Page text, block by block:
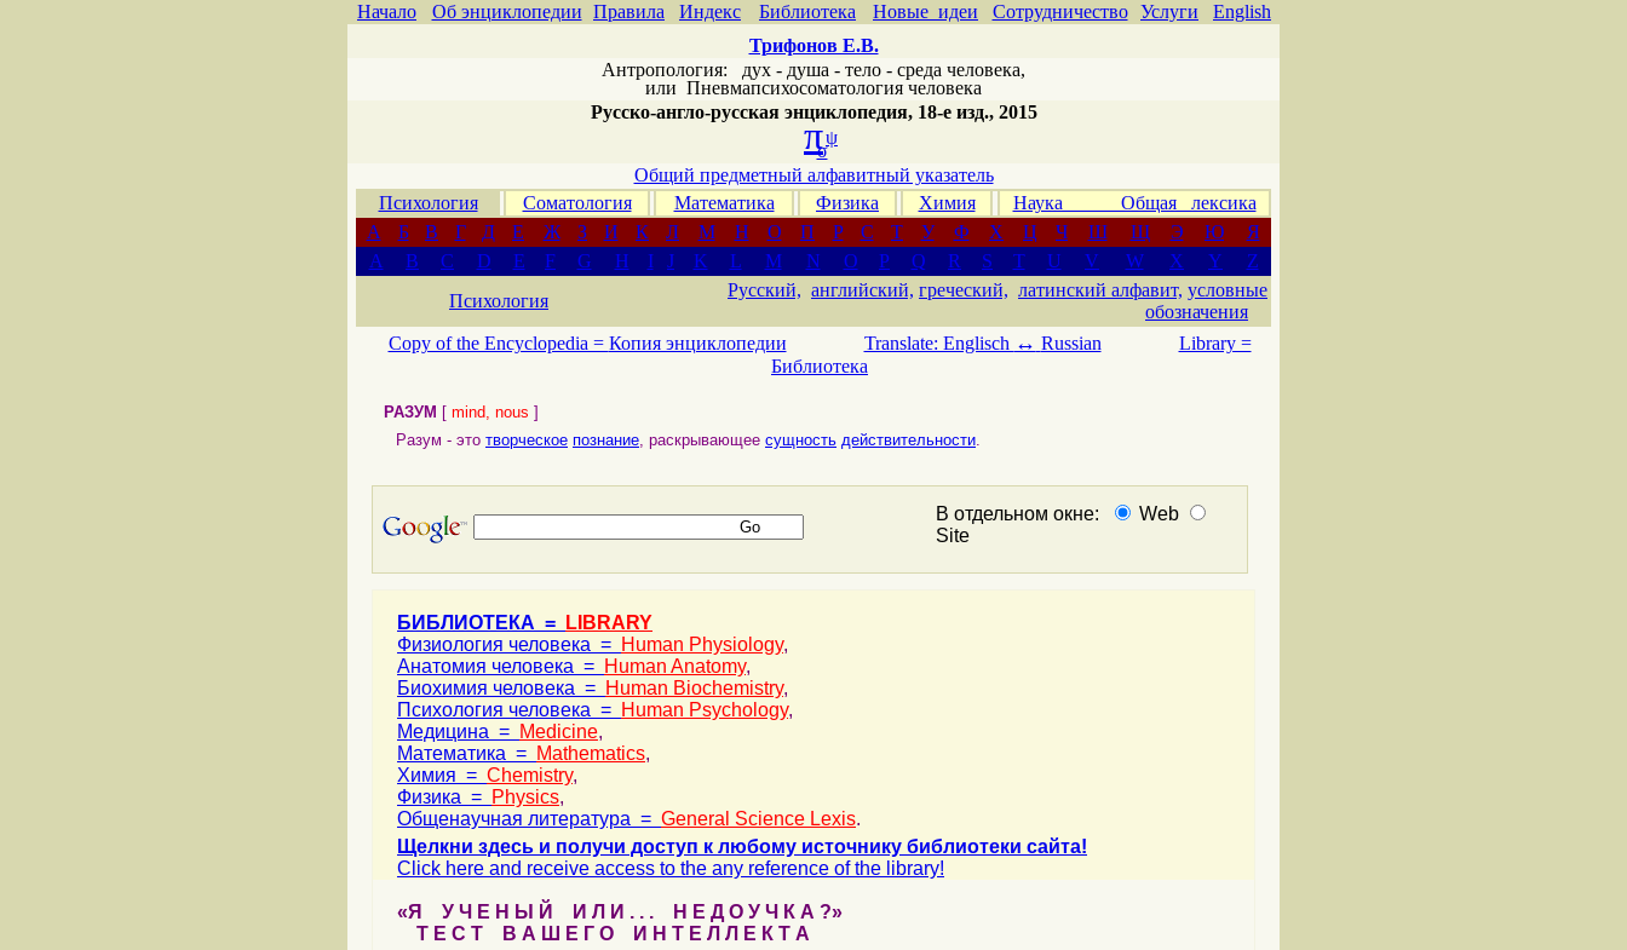
Начало Об энциклопедии Правила Индекс Библиотека Новые идеи Сотрудничество Услуги
English
Трифонов Е.В.
Антропология: дух - душа - тело - среда человека,
или Пневмапсихосоматология человека
Русско-англо-русская энциклопедия, 18-е изд., 2015
πψ
σ
Общий предметный алфавитный указатель
Психология
Соматология Математика Физика Химия
Наука Общая лексика
А
Б В Г Д Е Ж З И К Л М Н О П Р С Т У Ф Х Ц Ч Ш Щ Э Ю
Я
A
B C D E F G H I J K L M N O P Q R S T U V W X Y
Z
Психология
Русский, английский, греческий, латинский алфавит, условные
обозначения
Copy of the Encyclopedia = Копия энциклопедии Translate: Englisch ↔ Russian
Library =
Библиотека
РАЗУМ [ mind, nous ]
Разум - это творческое познание, раскрывающее сущность действительности.
В отдельном окне:
Web
Site
БИБЛИОТЕКА =
LIBRARY
Физиология человека = Human Physiology,
Анатомия человека = Human Anatomy,
Биохимия человека = Human Biochemistry,
Психология человека = Human Psychology,
Медицина = Medicine,
Математика = Mathematics,
Химия = Chemistry,
Физика = Physics,
Общенаучная литература = General Science Lexis.
Щелкни здесь и получи доступ к любому источнику библиотеки сайта!
Click here and receive access to the any reference of the library!
«Я У Ч Е Н Ы Й И Л И . . . Н Е Д О У Ч К А ?»
Т Е С Т В А Ш Е Г О И Н Т Е Л Л Е К Т А